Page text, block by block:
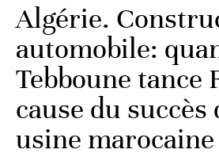
Algérie.
automobile:
Tebboune tance
cause du succès
usine marocaine